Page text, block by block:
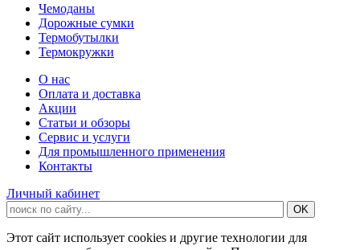
Чемоданы
Дорожные сумки
Термобутылки
Термокружки
О нас
Оплата и доставка
Акции
Статьи и обзоры
Сервис и услуги
Для промышленного применения
Контакты
Личный кабинет
Этот сайт использует cookies и другие технологии для